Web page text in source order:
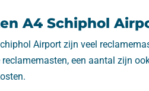
A4 Schiphol
Airport zijn veel
een aantal zijn